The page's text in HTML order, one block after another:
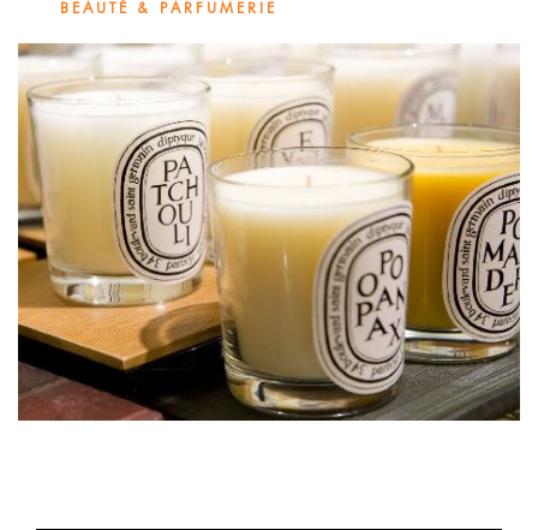
BEAUTÉ & PARFUMERIE